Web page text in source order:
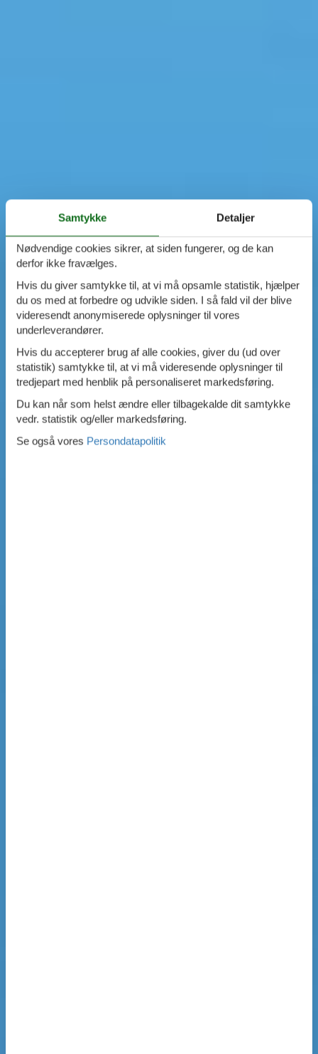
Samtykke Detaljer
Nødvendige cookies sikrer, at siden fungerer, og de kan
derfor ikke fravælges.
Hvis du giver samtykke til, at vi må opsamle statistik, hjælper
du os med at forbedre og udvikle siden. I så fald vil der blive
videresendt anonymiserede oplysninger til vores
underleverandører.
Hvis du accepterer brug af alle cookies, giver du (ud over
statistik) samtykke til, at vi må videresende oplysninger til
tredjepart med henblik på personaliseret markedsføring.
Du kan når som helst ændre eller tilbagekalde dit samtykke
vedr. statistik og/eller markedsføring.
Se også vores Persondatapolitik